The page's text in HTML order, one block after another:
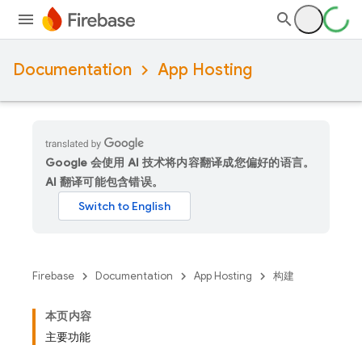
Documentation App Hosting
Google 会使用 AI 技术将内容翻译成您偏好的语言。
AI 翻译可能包含错误。
Firebase Documentation App Hosting 构建
本页内容
主要功能